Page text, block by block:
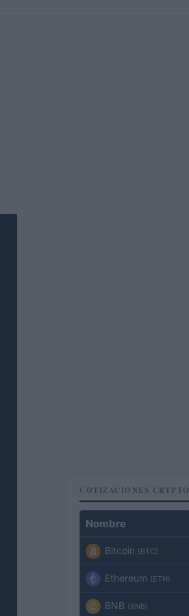
COTIZACIONES CRYPTO
Nombre
Bitcoin (BTC)
Ethereum (ETH)
BNB (BNB)